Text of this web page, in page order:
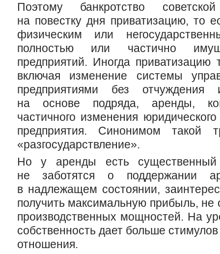
Поэтому банкротство
на повестку дня приватизацию, то
физическим или
полностью или частично
предприятий. Иногда приватизацию
включая изменение системы
предприятиями без
на основе подряда, аренды,
частичного изменения
предприятия. Синонимом такой
«разгосударствление».
Но у аренды есть существенный
не заботятся о поддержании
в надлежащем состоянии,
получить максимальную прибыль,
производственных мощностей. На
собственность дает больше
отношения.